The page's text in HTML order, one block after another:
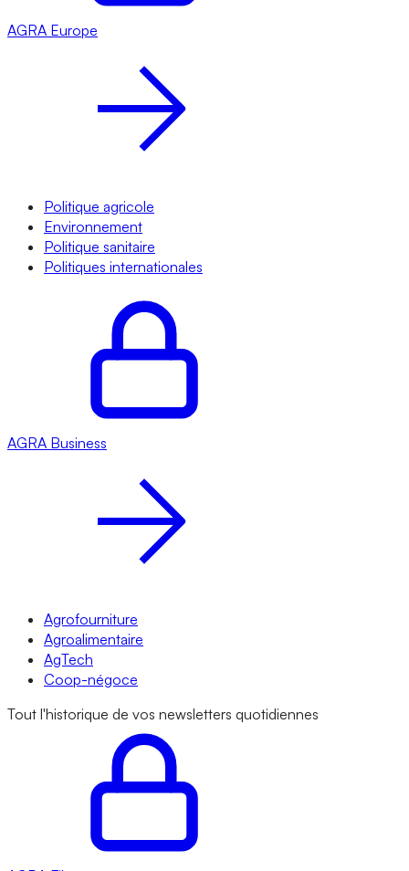
AGRA Europe
Politique agricole
Environnement
Politique sanitaire
Politiques internationales
AGRA Business
Agrofourniture
Agroalimentaire
AgTech
Coop-négoce
Tout l'historique de vos newsletters quotidiennes